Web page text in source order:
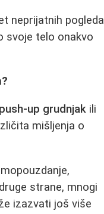
neprijatnih pogleda
svoje telo onakvo
push-up grudnjak ili
mišljenja o
strane, mnogi
izazvati još više